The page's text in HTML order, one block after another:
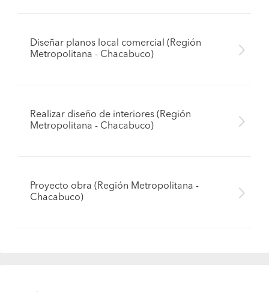
Diseñar planos local comercial (Región
Metropolitana - Chacabuco)
Realizar diseño de interiores (Región
Metropolitana - Chacabuco)
Proyecto obra (Región Metropolitana -
Chacabuco)